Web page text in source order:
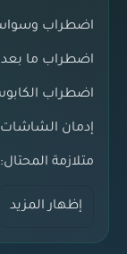
اضطراب وسواس
اضطراب ما بعد
اضطراب
إدمان الشاشات
متلازمة
إظهار المزيد